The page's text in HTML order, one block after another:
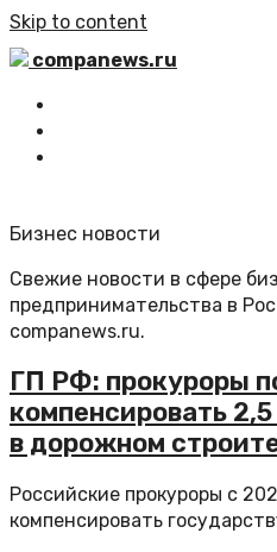
Skip to content
companews.ru
Бизнес новости
Свежие новости в сфере
предпринимательства в
companews.ru.
ГП РФ: прокуроры
компенсировать
в дорожном
Российские прокуроры с
компенсировать